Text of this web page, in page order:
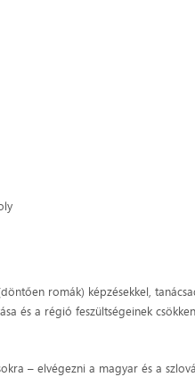
romák) képzésekkel,
és a régió feszültségeinek
– elvégezni a magyar és a